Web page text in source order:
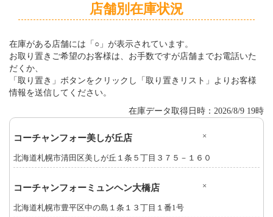
店舗別在庫状況
在庫がある店舗には「○」が表示されています。
お取り置きご希望のお客様は、お手数ですが店舗までお電話いた
だくか、
「取り置き」ボタンをクリックし「取り置きリスト」よりお客様
情報を送信してください。
在庫データ取得日時：2026/8/9 19時
コーチャンフォー美しが丘店 ×
北海道札幌市清田区美しが丘１条５丁目３７５－１６０
コーチャンフォーミュンヘン大橋店 ×
北海道札幌市豊平区中の島１条１３丁目１番1号